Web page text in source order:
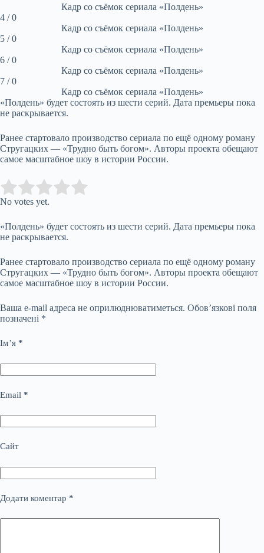
Кадр со съёмок сериала «Полдень»
4 / 0
Кадр со съёмок сериала «Полдень»
5 / 0
Кадр со съёмок сериала «Полдень»
6 / 0
Кадр со съёмок сериала «Полдень»
7 / 0
Кадр со съёмок сериала «Полдень»
«Полдень» будет состоять из шести серий. Дата премьеры пока
не раскрывается.
Ранее стартовало производство сериала по ещё одному роману
Стругацких — «Трудно быть богом». Авторы проекта обещают
самое масштабное шоу в истории России.
Rate this item:
No votes yet.
«Полдень» будет состоять из шести серий. Дата премьеры пока
не раскрывается.
Ранее стартовало производство сериала по ещё одному роману
Стругацких — «Трудно быть богом». Авторы проекта обещают
самое масштабное шоу в истории России.
Ваша e-mail адреса не оприлюднюватиметься. Обов’язкові поля
позначені *
Ім’я *
Email *
Сайт
Додати коментар *